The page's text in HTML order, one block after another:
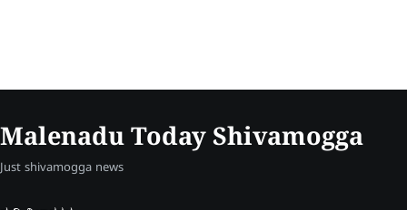
Malenadu Today Shivamogga
Just shivamogga news